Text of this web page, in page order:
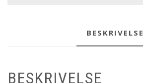
BESKRIVELSE
BESKRIVELSE